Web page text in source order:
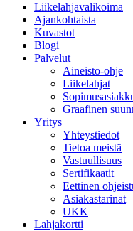
Liikelahjavalikoima
Ajankohtaista
Kuvastot
Blogi
Palvelut
Aineisto-ohje
Liikelahjat
Graafinen
Yritys
Yhteystiedot
Tietoa meistä
Vastuullisuus
Sertifikaatit
Eettinen
Asiakastarinat
UKK
Lahjakortti